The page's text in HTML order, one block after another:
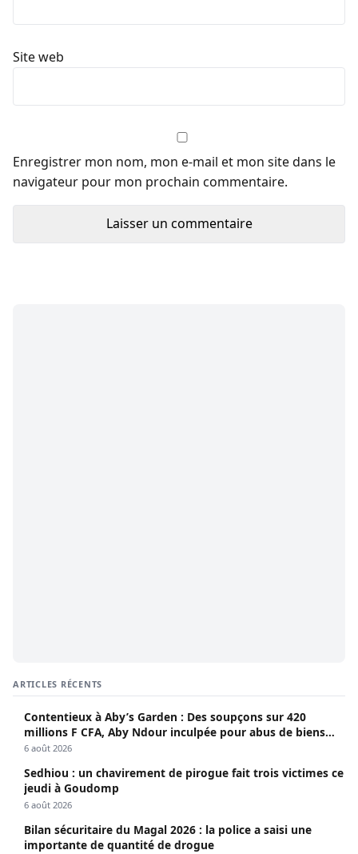
Site web
Enregistrer mon nom, mon e-mail et mon site dans le
navigateur pour mon prochain commentaire.
ARTICLES RÉCENTS
Contentieux à Aby’s Garden : Des soupçons sur 420
millions F CFA, Aby Ndour inculpée pour abus de biens
sociaux
6 août 2026
Sedhiou : un chavirement de pirogue fait trois victimes ce
jeudi à Goudomp
6 août 2026
Bilan sécuritaire du Magal 2026 : la police a saisi une
importante de quantité de drogue